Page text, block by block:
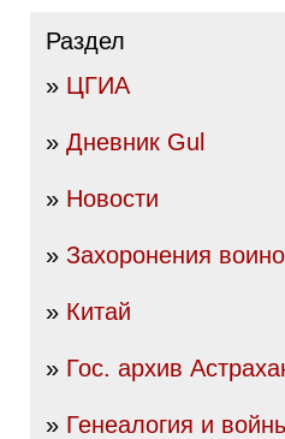
Раздел
» ЦГИА
» Дневник Gul
» Новости
» Захоронения
» Китай
» Гос. архив
» Генеалогия и